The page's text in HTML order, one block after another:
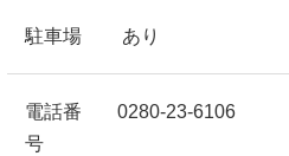
駐車場 あり
電話番
号
0280-23-6106